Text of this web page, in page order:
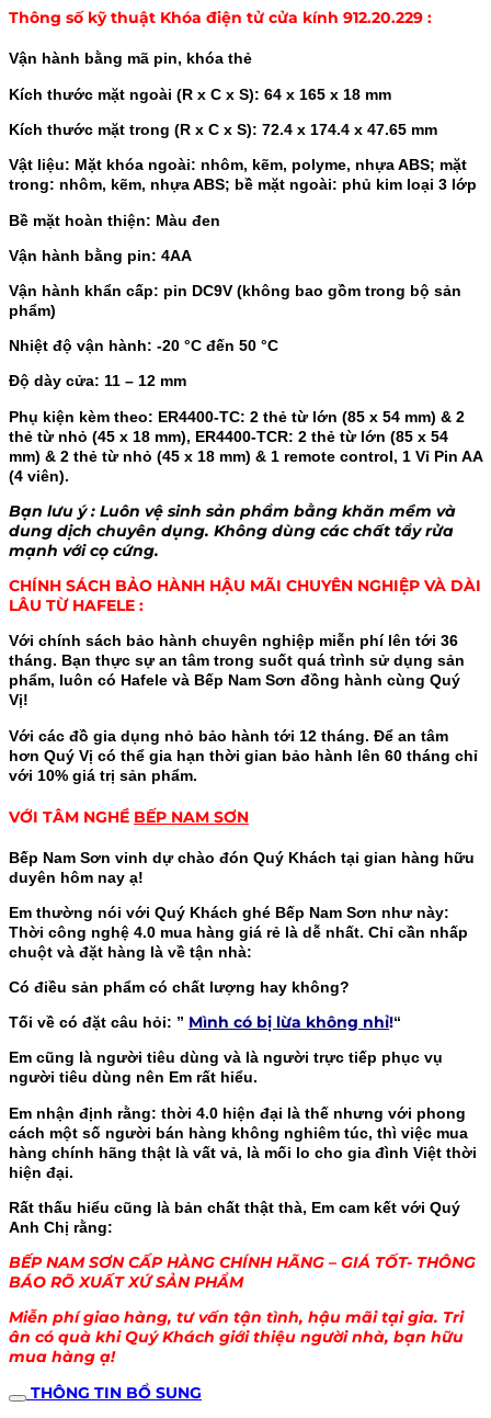
Thông số kỹ thuật Khóa điện tử cửa kính 912.20.229 :
Vận hành bằng mã pin, khóa thẻ
Kích thước mặt ngoài (R x C x S): 64 x 165 x 18 mm
Kích thước mặt trong (R x C x S): 72.4 x 174.4 x 47.65 mm
Vật liệu: Mặt khóa ngoài: nhôm, kẽm, polyme, nhựa ABS; mặt
trong: nhôm, kẽm, nhựa ABS; bề mặt ngoài: phủ kim loại 3 lớp
Bề mặt hoàn thiện: Màu đen
Vận hành bằng pin: 4AA
Vận hành khẩn cấp: pin DC9V (không bao gồm trong bộ sản
phẩm)
Nhiệt độ vận hành: -20 °C đến 50 °C
Độ dày cửa: 11 – 12 mm
Phụ kiện kèm theo: ER4400-TC: 2 thẻ từ lớn (85 x 54 mm) & 2
thẻ từ nhỏ (45 x 18 mm), ER4400-TCR: 2 thẻ từ lớn (85 x 54
mm) & 2 thẻ từ nhỏ (45 x 18 mm) & 1 remote control, 1 Vỉ Pin AA
(4 viên).
Bạn lưu ý : Luôn vệ sinh sản phẩm bằng khăn mềm và
dung dịch chuyên dụng. Không dùng các chất tẩy rửa
mạnh với cọ cứng.
CHÍNH SÁCH BẢO HÀNH HẬU MÃI CHUYÊN NGHIỆP VÀ DÀI
LÂU TỪ HAFELE :
Với chính sách bảo hành chuyên nghiệp miễn phí lên tới 36
tháng. Bạn thực sự an tâm trong suốt quá trình sử dụng sản
phẩm, luôn có Hafele và Bếp Nam Sơn đồng hành cùng Quý
Vị!
Với các đồ gia dụng nhỏ bảo hành tới 12 tháng. Để an tâm
hơn Quý Vị có thể gia hạn thời gian bảo hành lên 60 tháng chỉ
với 10% giá trị sản phẩm.
VỚI TÂM NGHỀ BẾP NAM SƠN
Bếp Nam Sơn vinh dự chào đón Quý Khách tại gian hàng hữu
duyên hôm nay ạ!
Em thường nói với Quý Khách ghé Bếp Nam Sơn như này:
Thời công nghệ 4.0 mua hàng giá rẻ là dễ nhất. Chỉ cần nhấp
chuột và đặt hàng là về tận nhà:
Có điều sản phẩm có chất lượng hay không?
Tối về có đặt câu hỏi: ” Mình có bị lừa không nhỉ!“
Em cũng là người tiêu dùng và là người trực tiếp phục vụ
người tiêu dùng nên Em rất hiểu.
Em nhận định rằng: thời 4.0 hiện đại là thế nhưng với phong
cách một số người bán hàng không nghiêm túc, thì việc mua
hàng chính hãng thật là vất vả, là mối lo cho gia đình Việt thời
hiện đại.
Rất thấu hiểu cũng là bản chất thật thà, Em cam kết với Quý
Anh Chị rằng:
BẾP NAM SƠN CẤP HÀNG CHÍNH HÃNG – GIÁ TỐT- THÔNG
BÁO RÕ XUẤT XỨ SẢN PHẨM
Miễn phí giao hàng, tư vấn tận tình, hậu mãi tại gia. Tri
ân có quà khi Quý Khách giới thiệu người nhà, bạn hữu
mua hàng ạ!
THÔNG TIN BỔ SUNG